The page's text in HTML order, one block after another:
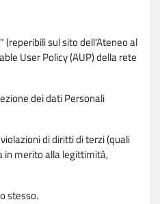
sul sito dell'Ateneo al
User Policy (AUP) della rete
dei dati Personali
di diritti di terzi (quali
in merito alla legittimità,
stesso.